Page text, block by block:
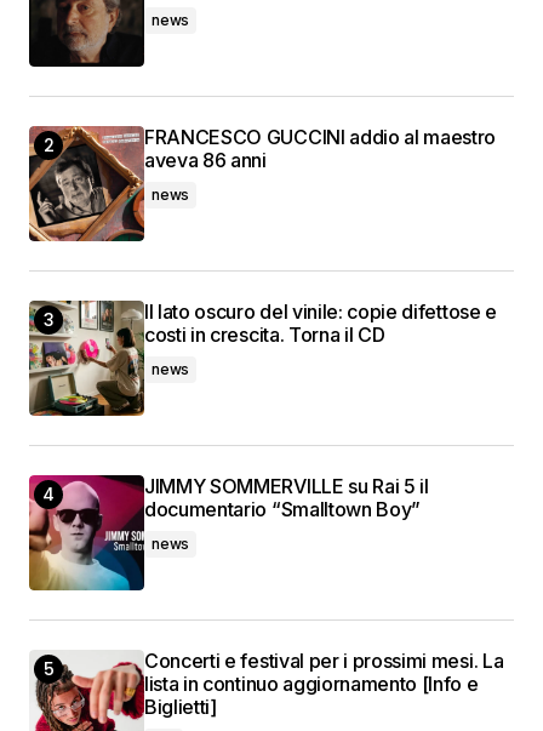
news
FRANCESCO GUCCINI addio al maestro
aveva 86 anni
news
Il lato oscuro del vinile: copie difettose e
costi in crescita. Torna il CD
news
JIMMY SOMMERVILLE su Rai 5 il
documentario “Smalltown Boy”
news
Concerti e festival per i prossimi mesi. La
lista in continuo aggiornamento [Info e
Biglietti]